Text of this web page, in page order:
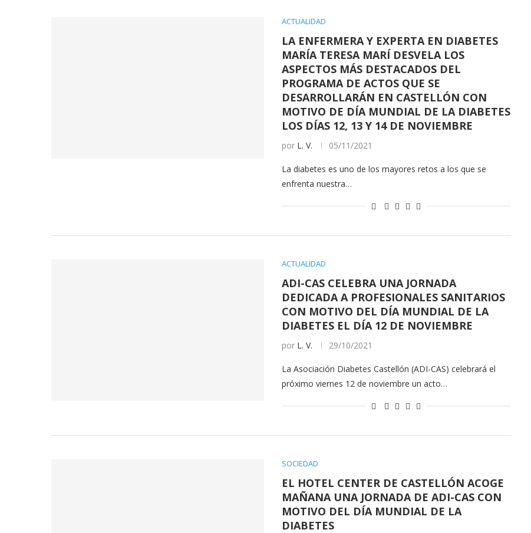
ACTUALIDAD
LA ENFERMERA Y EXPERTA EN DIABETES
MARÍA TERESA MARÍ DESVELA LOS
ASPECTOS MÁS DESTACADOS DEL
PROGRAMA DE ACTOS QUE SE
DESARROLLARÁN EN CASTELLÓN CON
MOTIVO DE DÍA MUNDIAL DE LA DIABETES
LOS DÍAS 12, 13 Y 14 DE NOVIEMBRE
por L. V. 05/11/2021
La diabetes es uno de los mayores retos a los que se
enfrenta nuestra…
ACTUALIDAD
ADI-CAS CELEBRA UNA JORNADA
DEDICADA A PROFESIONALES SANITARIOS
CON MOTIVO DEL DÍA MUNDIAL DE LA
DIABETES EL DÍA 12 DE NOVIEMBRE
por L. V. 29/10/2021
La Asociación Diabetes Castellón (ADI-CAS) celebrará el
próximo viernes 12 de noviembre un acto…
SOCIEDAD
EL HOTEL CENTER DE CASTELLÓN ACOGE
MAÑANA UNA JORNADA DE ADI-CAS CON
MOTIVO DEL DÍA MUNDIAL DE LA
DIABETES